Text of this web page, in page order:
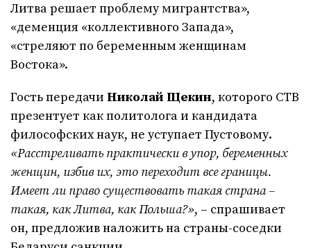
Литва решает проблему мигрантства»,
«деменция «коллективного Запада»,
«стреляют по беременным женщинам
Востока».
Гость передачи Николай Щекин, которого СТВ
презентует как политолога и кандидата
философских наук, не уступает Пустовому.
«Расстреливать практически в упор, беременных
женщин, избив их, это переходит все границы.
Имеет ли право существовать такая страна –
такая, как Литва, как Польша?», – спрашивает
он, предложив наложить на страны-соседки